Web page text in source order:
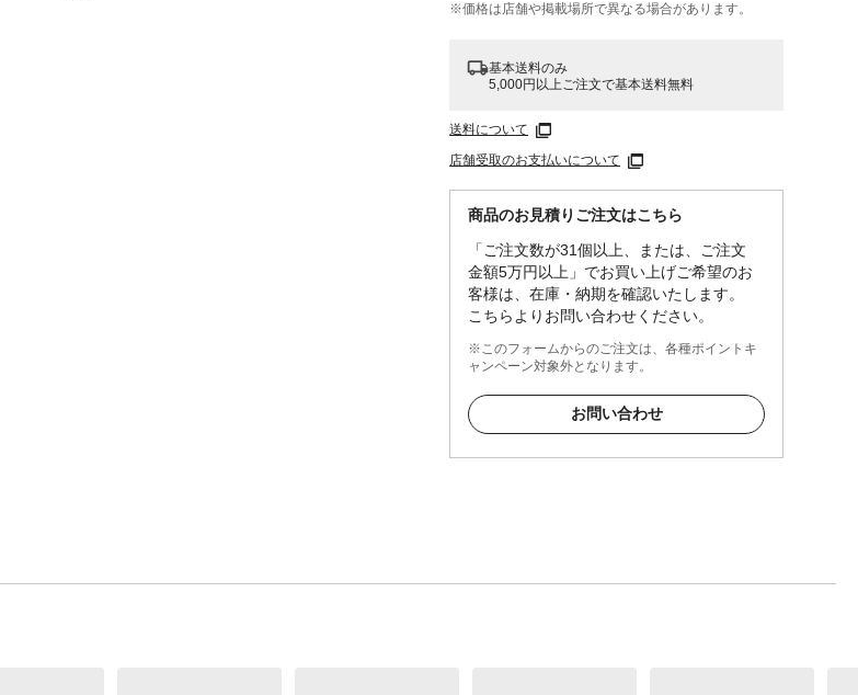
※価格は​店舗や​掲載場所で​異なる​場合が​あります。
基本送料のみ
5,000円以上ご注文で基本送料無料
送料について
店舗受取のお支払いについて
商品のお見積りご注文はこちら
「ご注文数が31個以上、または、ご注文
金額5万円以上」でお買い上げご希望のお
客様は、在庫・納期を確認いたします。
こちらよりお問い合わせください。
※このフォームからのご注文は、各種ポイントキ
ャンペーン対象外となります。
お問い合わせ